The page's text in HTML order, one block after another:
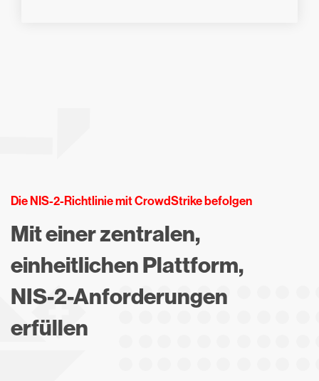
Die NIS-2-Richtlinie mit CrowdStrike befolgen
Mit einer zentralen,
einheitlichen Plattform,
NIS-2-Anforderungen
erfüllen